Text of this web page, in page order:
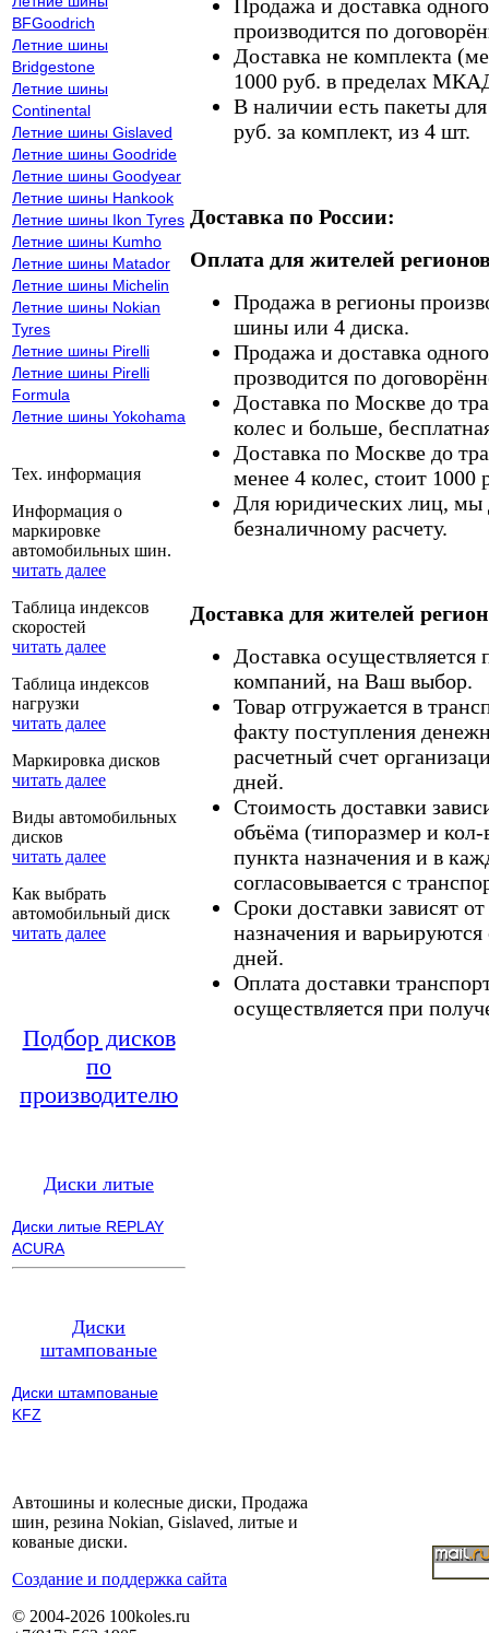
BFGoodrich
Летние шины
Bridgestone
Летние шины
Continental
Летние шины Gislaved
Летние шины Goodride
Летние шины Goodyear
Летние шины Hankook
Летние шины Ikon Tyres
Летние шины Kumho
Летние шины Matador
Летние шины Michelin
Летние шины Nokian
Tyres
Летние шины Pirelli
Летние шины Pirelli
Formula
Летние шины Yokohama
Тех. информация
Информация о
маркировке
автомобильных шин.
читать далее
Таблица индексов
скоростей
читать далее
Таблица индексов
нагрузки
читать далее
Маркировка дисков
читать далее
Виды автомобильных
дисков
читать далее
Как выбрать
автомобильный диск
читать далее
Подбор дисков
по
производителю
Диски литые
Диски литые REPLAY
ACURA
Диски
штампованые
Диски штампованые
KFZ
Продажа и доставка
производится по
Доставка не комплекта
1000 руб. в пределах
В наличии есть пакеты
руб. за комплект, из 4 шт.
Доставка по России:
Оплата для жителей
Продажа в регионы
шины или 4 диска.
Продажа и доставка
прозводится по
Доставка по Москве до
колес и больше,
Доставка по Москве до
менее 4 колес, стоит 1000
Для юридических лиц, мы
безналичному расчету.
Доставка для жителей
Доставка
компаний, на Ваш выбор.
Товар отгружается в
факту поступления
расчетный счет
дней.
Стоимость доставки
объёма (типоразмер и кол-
пункта назначения и в
согласовывается с
Сроки доставки зависят
назначения и
дней.
Оплата доставки
осуществляется при
Автошины и колесные диски, Продажа
шин, резина Nokian, Gislaved, литые и
кованые диски.
Cоздание и поддержка сайта
© 2004-2026 100koles.ru